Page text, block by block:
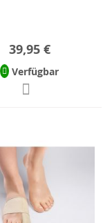
39,95 €
Verfügbar